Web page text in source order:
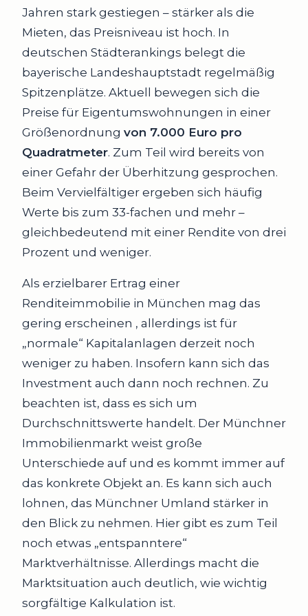
Jahren stark gestiegen – stärker als die
Mieten, das Preisniveau ist hoch. In
deutschen Städterankings belegt die
bayerische Landeshauptstadt regelmäßig
Spitzenplätze. Aktuell bewegen sich die
Preise für Eigentumswohnungen in einer
Größenordnung von 7.000 Euro pro
Quadratmeter. Zum Teil wird bereits von
einer Gefahr der Überhitzung gesprochen.
Beim Vervielfältiger ergeben sich häufig
Werte bis zum 33-fachen und mehr –
gleichbedeutend mit einer Rendite von drei
Prozent und weniger.
Als erzielbarer Ertrag einer
Renditeimmobilie in München mag das
gering erscheinen , allerdings ist für
„normale“ Kapitalanlagen derzeit noch
weniger zu haben. Insofern kann sich das
Investment auch dann noch rechnen. Zu
beachten ist, dass es sich um
Durchschnittswerte handelt. Der Münchner
Immobilienmarkt weist große
Unterschiede auf und es kommt immer auf
das konkrete Objekt an. Es kann sich auch
lohnen, das Münchner Umland stärker in
den Blick zu nehmen. Hier gibt es zum Teil
noch etwas „entspanntere“
Marktverhältnisse. Allerdings macht die
Marktsituation auch deutlich, wie wichtig
sorgfältige Kalkulation ist.